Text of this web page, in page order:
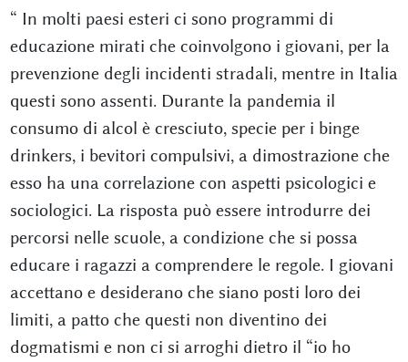
“ In molti paesi esteri ci sono programmi di
educazione mirati che coinvolgono i giovani, per la
prevenzione degli incidenti stradali, mentre in Italia
questi sono assenti. Durante la pandemia il
consumo di alcol è cresciuto, specie per i binge
drinkers, i bevitori compulsivi, a dimostrazione che
esso ha una correlazione con aspetti psicologici e
sociologici. La risposta può essere introdurre dei
percorsi nelle scuole, a condizione che si possa
educare i ragazzi a comprendere le regole. I giovani
accettano e desiderano che siano posti loro dei
limiti, a patto che questi non diventino dei
dogmatismi e non ci si arroghi dietro il “io ho